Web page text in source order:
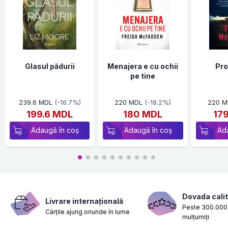
Glasul pădurii
239.6 MDL (-16.7%)
199.6 MDL
Adaugă în coș
Menajera e cu ochii
pe tine
220 MDL (-18.2%)
180 MDL
Adaugă în coș
220
Livrare internațională
Cărțile ajung oriunde în lume
Dovada
Peste
mulțumiți